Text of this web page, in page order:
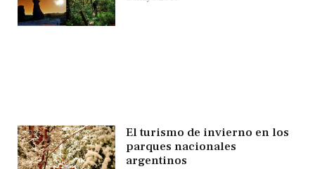
El turismo de invierno en los
parques nacionales
argentinos